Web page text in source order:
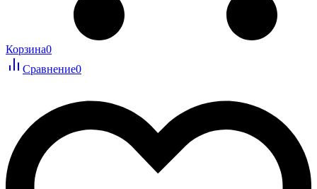
Корзина0
Сравнение0